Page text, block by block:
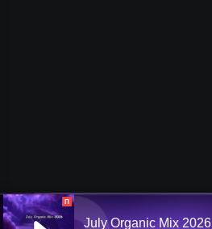
П
July Organic Mix 2026